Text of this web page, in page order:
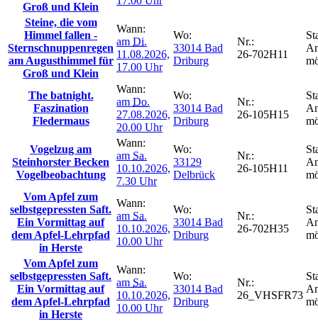
Groß und Klein
Steine, die vom
Himmel fallen -
Sternschnuppenregen
am Augusthimmel für
Groß und Klein
Wann:
am Di.
11.08.2026,
17.00 Uhr
Wo:
33014 Bad
Driburg
Nr.:
26-702H11
The batnight.
Faszination
Fledermaus
Wann:
am Do.
27.08.2026,
20.00 Uhr
Wo:
33014 Bad
Driburg
Nr.:
26-105H15
Vogelzug am
Steinhorster Becken
Vogelbeobachtung
Wann:
am Sa.
10.10.2026,
7.30 Uhr
Wo:
33129
Delbrück
Nr.:
26-105H11
Vom Apfel zum
selbstgepressten Saft.
Ein Vormittag auf
dem Apfel-Lehrpfad
in Herste
Wann:
am Sa.
10.10.2026,
10.00 Uhr
Wo:
33014 Bad
Driburg
Nr.:
26-702H35
Vom Apfel zum
selbstgepressten Saft.
Ein Vormittag auf
dem Apfel-Lehrpfad
in Herste
Wann:
am Sa.
10.10.2026,
10.00 Uhr
Wo:
33014 Bad
Driburg
Nr.:
26_VHSFR73